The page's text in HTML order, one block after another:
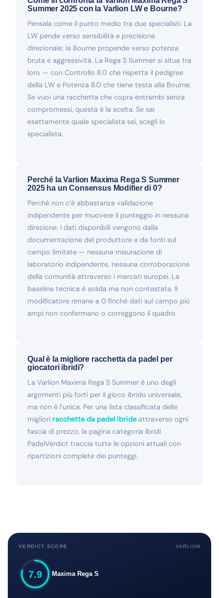
Summer 2025 con la Varlion LW e Bourne?
Pensala come il punto medio tra due specialisti. La
LW pende verso sensibilità e precisione
direzionale; la Bourne propende verso potenza
bruta e aggressività. La Rega S Summer si situa tra
loro — con Controllo 8.0 che rispetta il pedigree
della LW e Potenza 8.0 che tiene testa alla Bourne.
Se vuoi una racchetta che copra entrambi senza
compromessi, questa è la scelta. Se sai
esattamente quale specialista sei, scegli lo
specialista.
Perché la Varlion Maxima Rega S Summer
2025 ha un Consensus Modifier di 0?
Perché non c’è abbastanza validazione
indipendente per muovere il punteggio in nessuna
direzione. I dati disponibili vengono dalla
documentazione del produttore e da fonti sul
campo limitate — nessuna misurazione di
laboratorio indipendente, nessuna corroborazione
della comunità attraverso i mercati europei. La
baseline tecnica è solida ma non contestata. Il
modificatore rimane a 0 finché dati sul campo più
ampi non confermano o correggono il quadro.
Qual è la migliore racchetta da padel per
giocatori ibridi?
La Varlion Maxima Rega S Summer è uno degli
argomenti più forti per il gioco ibrido universale,
ma non è l’unica. Per una lista classificata delle
migliori racchette da padel ibrideattraverso ogni
fascia di prezzo, la pagina categoria ibridi
PadelVerdict traccia tutte le opzioni attuali con
ripartizioni complete dei punteggi.
VERDICT SCORE VARLION
7.9 Maxima Rega S